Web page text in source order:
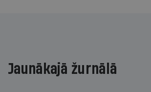
Jaunākajā žurnālā